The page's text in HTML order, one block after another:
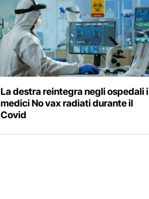
La destra reintegra negli ospedali i
medici No vax radiati durante il
Covid